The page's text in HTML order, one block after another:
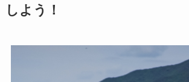
しよう！